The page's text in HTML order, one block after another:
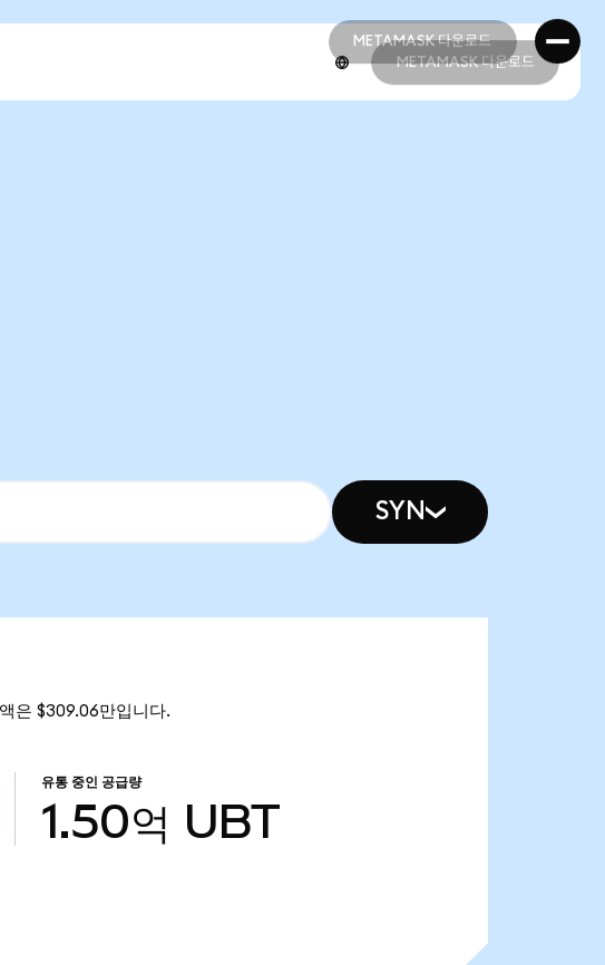
METAMASK 다운로드
METAMASK 다운로드
METAMASK 다운로드
SYN
은 $309.06만입니다.
유통 중인 공급량
1.50억 UBT